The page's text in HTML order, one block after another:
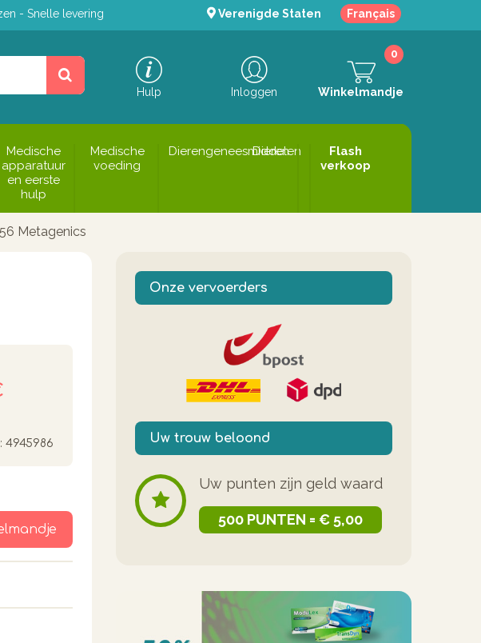
- Snelle levering Verenigde Staten Français
Hulp Inloggen Winkelmandje
0
Medische
apparatuur
en eerste
hulp
Medische
voeding
Dierengeneesmiddelen
Dieren
Flash
verkoop
Metagenics
4945986
Onze vervoerders
Uw trouw beloond
Uw punten zijn geld waard
500 PUNTEN = € 5,00